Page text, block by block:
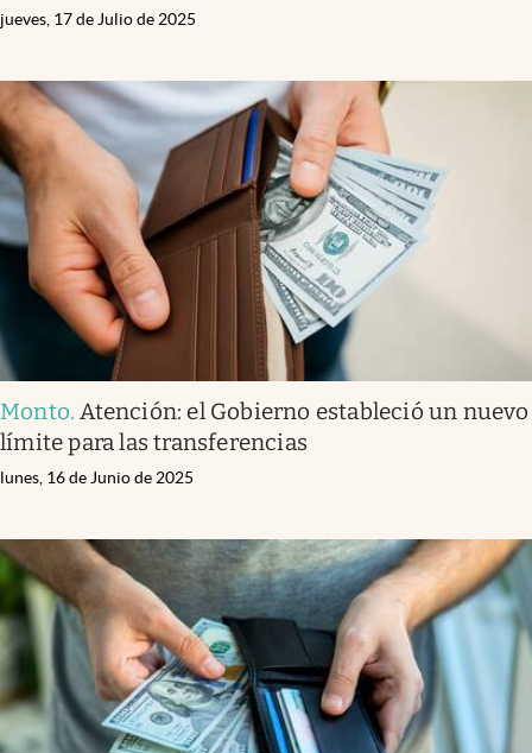
jueves, 17 de Julio de 2025
Monto. Atención: el Gobierno estableció un nuevo
límite para las transferencias
lunes, 16 de Junio de 2025